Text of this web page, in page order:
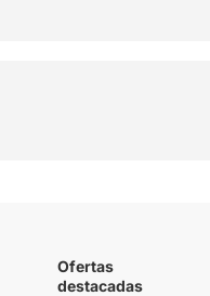
Ofertas
destacadas